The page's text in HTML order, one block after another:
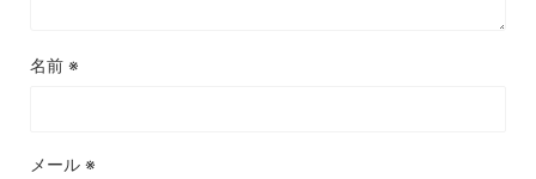
名前 ※
メール ※